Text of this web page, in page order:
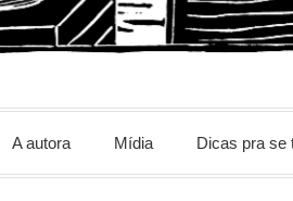
A autora Mídia Dicas pra se